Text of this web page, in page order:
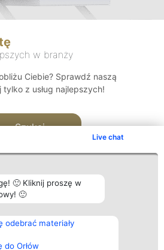
Live chat
🙂 Kliknij proszę w
🙂
odebrać materiały
do Orłów
w branży
Ciebie? Sprawdź naszą
z usług najlepszych!
Szukaj
Plebiscyt
Laureaci
wszystkich
Kontakt
Kontakt